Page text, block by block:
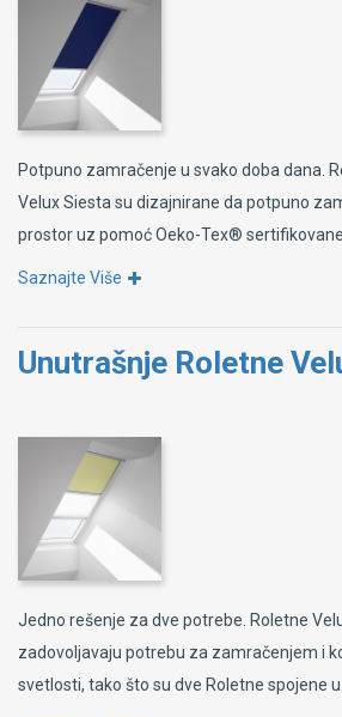
Potpuno zamračenje u svako doba dana.
Velux Siesta su dizajnirane da potpuno
prostor uz pomoć Oeko-Tex®
Saznajte Više
Unutrašnje Roletne
Jedno rešenje za dve potrebe. Roletne
zadovoljavaju potrebu za zamračenjem i
svetlosti, tako što su dve Roletne spojene u...